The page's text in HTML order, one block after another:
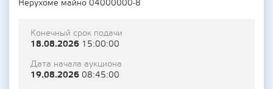
Нерухоме майно 04000000-8
Конечный срок подачи
18.08.2026 15:00:00
Дата начала аукциона
19.08.2026 08:45:00